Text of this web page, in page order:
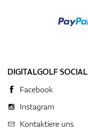
DIGITALGOLF SOCIAL
Facebook
Instagram
Kontaktiere uns